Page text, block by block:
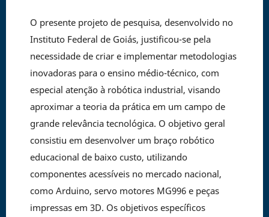
O presente projeto de pesquisa, desenvolvido no
Instituto Federal de Goiás, justificou-se pela
necessidade de criar e implementar metodologias
inovadoras para o ensino médio-técnico, com
especial atenção à robótica industrial, visando
aproximar a teoria da prática em um campo de
grande relevância tecnológica. O objetivo geral
consistiu em desenvolver um braço robótico
educacional de baixo custo, utilizando
componentes acessíveis no mercado nacional,
como Arduino, servo motores MG996 e peças
impressas em 3D. Os objetivos específicos